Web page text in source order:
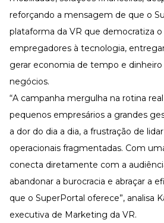
reforçando a mensagem de que o
plataforma da VR que democratiza o
empregadores à tecnologia,
gerar economia de tempo e
negócios.
“A campanha mergulha na rotina
pequenos empresários a grandes
a dor do dia a dia, a frustração de
operacionais fragmentadas. Com
conecta diretamente com a
abandonar a burocracia e abraçar a
que o SuperPortal oferece”, analisa
executiva de Marketing da VR.